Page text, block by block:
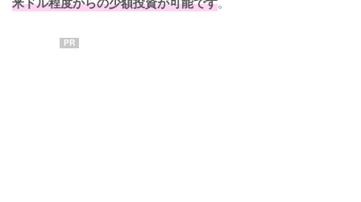
PR